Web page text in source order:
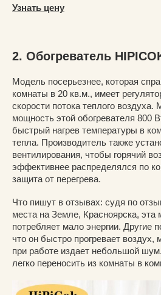
Узнать цену
2. Обогреватель
Модель посерьезнее, которая
комнаты в 20 кв.м., имеет
скорости потока теплого воздуха.
мощность этой обогревателя 800
быстрый нагрев температуры в
тепла. Производитель также
вентилирования, чтобы горячий
эффективнее распределялся по
защита от перегрева.
Что пишут в отзывах: судя по
места на Земле, Красноярска, эта
потребляет мало энергии. Другие
что он быстро прогревает воздух,
при работе издает небольшой
легко переносить из комнаты в